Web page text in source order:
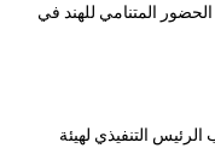
المتنامي للهند في
التنفيذي لهيئة